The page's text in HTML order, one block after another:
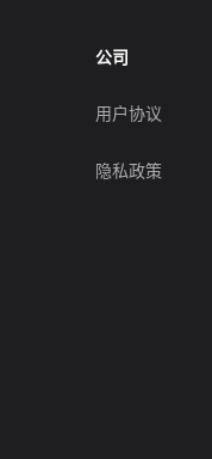
公司
用户协议
隐私政策